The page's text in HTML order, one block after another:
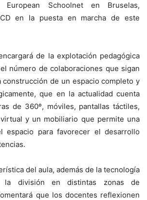
European Schoolnet en Bruselas,
en la puesta en marcha de este
de la explotación pedagógica
número de colaboraciones que sigan
construcción de un espacio completo y
que en la actualidad cuenta
de 360º, móviles, pantallas táctiles,
y un mobiliario que permite una
espacio para favorecer el desarrollo
del aula, además de la tecnología
división en distintas zonas de
que los docentes reflexionen